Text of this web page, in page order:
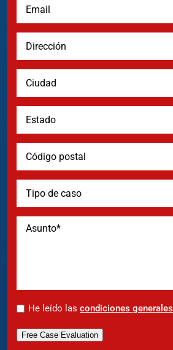
* He leído las condiciones generales
Free Case Evaluation